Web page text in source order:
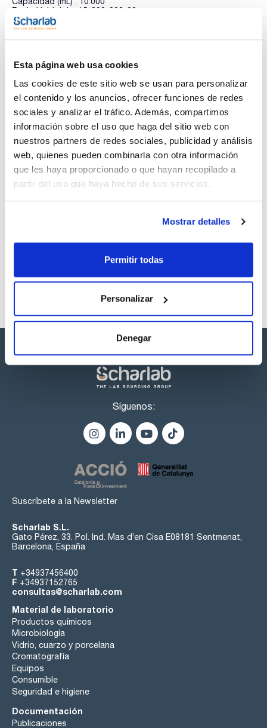
Esta página web usa cookies
Las cookies de este sitio web se usan para personalizar
el contenido y los anuncios, ofrecer funciones de redes
sociales y analizar el tráfico. Además, compartimos
información sobre el uso que haga del sitio web con
nuestros partners de redes sociales, publicidad y análisis
web, quienes pueden combinarla con otra información
que les haya proporcionado o que hayan recopilado a
partir del uso que haya hecho de sus servicios.
Mostrar detalles
Permitir todas
Personalizar
Denegar
Equiv. Heidolph : 15-300-003-22
Pack (u.) : 1
Matraz de evaporación industrial de vidrio borosilicato 3.3
rotavapores Heidolph Laborota, ideal para la evaporación
garantiza durabilidad, seguridad y rendimiento superior en
aplicaciones industriales y de laboratorio.
Documentación técnica
TDS / Ficha técnica
Regístrate para
descargas
COA
Regístrate para
descargas
SDS/ Hoja de seguridad
Regístrate para
descargas
Los productos marcados con esta imagen son
Síguenos:
Suscríbete a la Newsletter
Scharlab S.L.
Gato Pérez, 33. Pol. Ind. Mas d’en Cisa E08181 Sentmenat,
Barcelona, España
T +34937456400
F +34937152765
consultas@scharlab.com
Material de laboratorio
Productos químicos
Microbiología
Vidrio, cuarzo y porcelana
Cromatografía
Equipos
Consumible
Seguridad e higiene
Documentación
Publicaciones